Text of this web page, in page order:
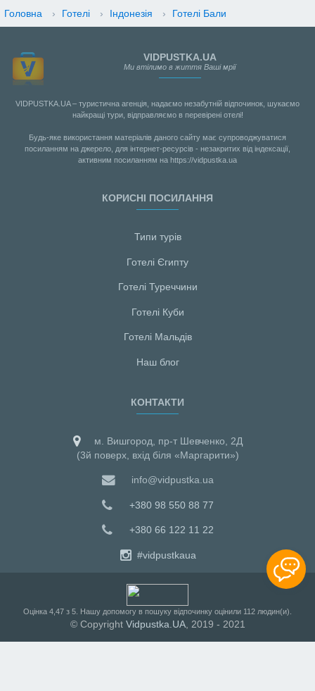
Головна › Готелі › Індонезія › Готелі Бали
VIDPUSTKA.UA
Ми втілимо в життя Ваші мрії
VIDPUSTKA.UA – туристична агенція, надаємо незабутній відпочинок, шукаємо
найкращі тури, відправляємо в перевірені отелі!
Будь-яке використання матеріалів даного сайту має супроводжуватися
посиланням на джерело, для інтернет-ресурсів - незакритих від індексації,
активним посиланням на https://vidpustka.ua
КОРИСНІ ПОСИЛАННЯ
Типи турів
Готелі Єгипту
Готелі Туреччини
Готелі Куби
Готелі Мальдiв
Наш блог
КОНТАКТИ
м. Вишгород, пр-т Шевченко, 2Д
(3й поверх, вхід біля «Маргарити»)
info@vidpustka.ua
+380 98 550 88 77
+380 66 122 11 22
#vidpustkaua
Оцiнка 4,47 з 5 . Нашу допомогу в пошуку відпочинку оцінили 112 людин(и).
© Copyright Vidpustka.UA, 2019 - 2021